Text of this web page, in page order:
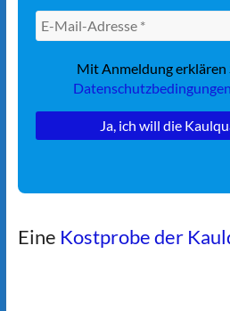
Mit Anmeldung erklären
Eine Kostprobe der